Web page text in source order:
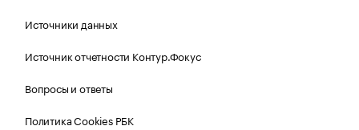
Источники данных
Источник отчетности Контур.Фокус
Вопросы и ответы
Политика Cookies РБК